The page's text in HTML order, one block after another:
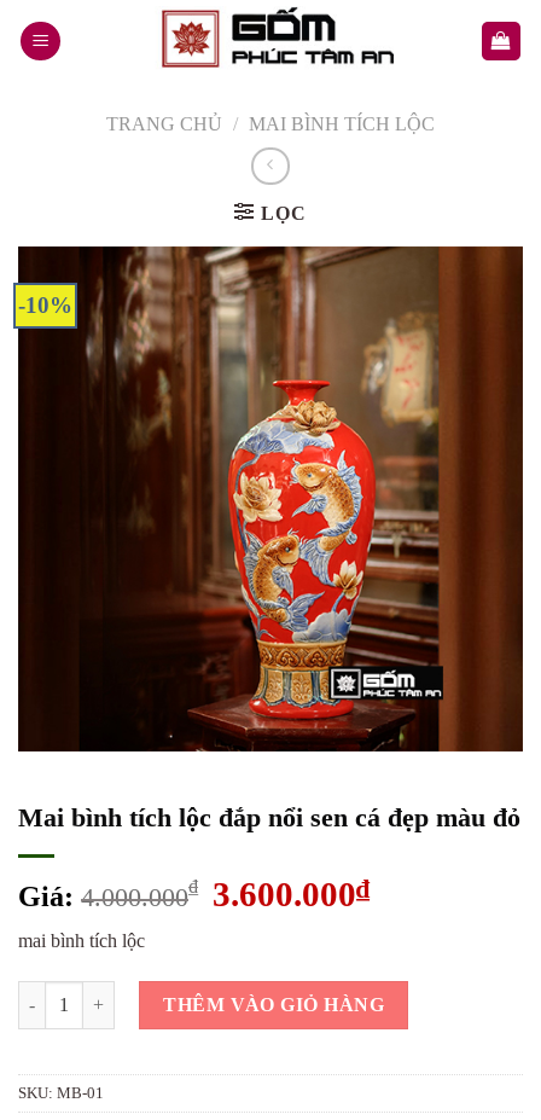
TRANG CHỦ / MAI BÌNH TÍCH LỘC
LỌC
-10%
Mai bình tích lộc đắp nổi sen cá đẹp màu đỏ
Giá: 4.000.000₫
Giá
4.000.000₫.
3.600.000₫Giá
là:
3.600.000₫.
mai bình tích lộc
Mai bình tích lộc đắp nổi sen cá đẹp màu đỏ số lượng
THÊM VÀO GIỎ HÀNG
SKU: MB-01